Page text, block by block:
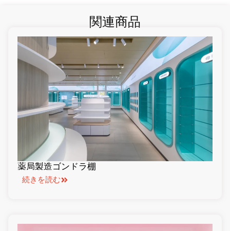
関連商品
薬局製造ゴンドラ棚
続きを読む